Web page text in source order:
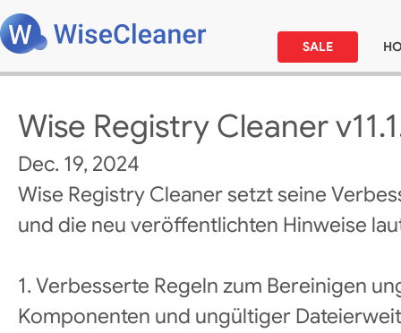
SALE
Wise Registry Cleaner
Dec. 19, 2024
Wise Registry Cleaner setzt seine
und die neu veröffentlichten Hinweise
1. Verbesserte Regeln zum Bereinigen
Komponenten und ungültiger